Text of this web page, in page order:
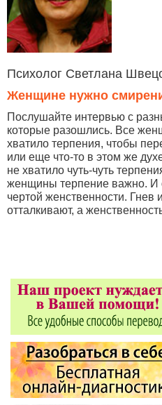
Психолог Светлана
Женщине нужно
Послушайте интервью с
которые разошлись. Все
хватило терпения, чтобы
или еще что-то в этом же
не хватило чуть-чуть
женщины терпение важно. И
чертой женственности. Гнев
отталкивают, а